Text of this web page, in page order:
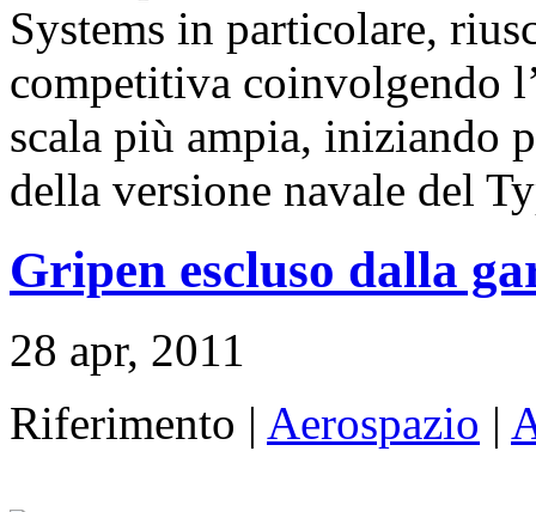
Systems in particolare,
competitiva coinvolgendo
scala più ampia, iniziando
della versione navale del
Gripen escluso dalla
28 apr, 2011
Riferimento | Aerospazio |